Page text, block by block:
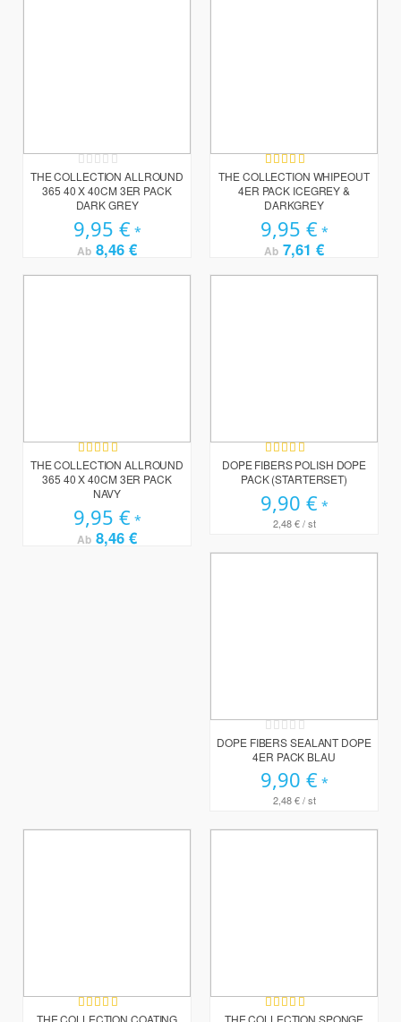
Rating:
0%
THE COLLECTION ALLROUND
365 40 X 40CM 3ER PACK
DARK GREY
9,95 €
Ab 8,46 €
Bewertung:
80%
THE COLLECTION WHIPEOUT
4ER PACK ICEGREY &
DARKGREY
9,95 €
Ab 7,61 €
Bewertung:
100%
THE COLLECTION ALLROUND
365 40 X 40CM 3ER PACK
NAVY
9,95 €
Ab 8,46 €
Bewertung:
100%
DOPE FIBERS POLISH DOPE
PACK (STARTERSET)
9,90 €
2,48 €/ st
Rating:
0%
DOPE FIBERS SEALANT DOPE
4ER PACK BLAU
9,90 €
2,48 €/ st
Bewertung:
100%
THE COLLECTION COATING
Bewertung:
100%
THE COLLECTION SPONGE